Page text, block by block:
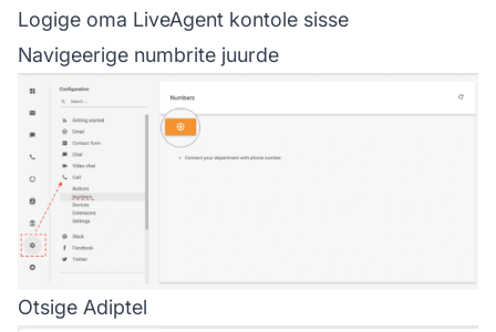
Logige oma LiveAgent kontole sisse
Navigeerige numbrite juurde
Otsige Adiptel